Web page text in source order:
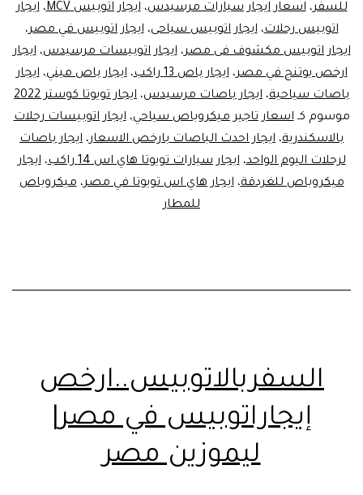
للسفر،اسعار ايجار سيارات مرسيدس،ايجار اتوبيس MCV ،ايجار
اتوبيس رحلات،ايجار اتوبيس سياحى،ايجار اتوبيس في مصر،
ايجار اتوبيس مكشوف فى مصر،ايجار اتوبيسات مرسيدس،ايجار
ارخص يوتنج في مصر،ايجار باص 13 راكب ،ايجار باص ميني،ايجار
باصات سياحية، ايجار باصات مرسيدس، ايجار تويوتا كوستر 2022
موسوم كـاسعار تاجير ميكروباص سياحي،ايجار اتوبيسات رحلات
بالاسكندرية، ايجار احدث الباصات بارخص الاسعار، ايجار باصات
لرحلات اليوم الواحد،ايجار سيارات تويوتا هاي اس 14 راكب ،ايجار
ميكروباص للغردقة،ايجار هاي اس تويوتا في مصر،ميكروباص
للمطار
السفربالاتوبيس..ارخص
إيجاراتوبيس في مصر|
ليموزين مصر